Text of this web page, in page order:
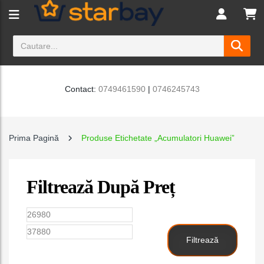
Contact: 0749461590| 0746245743
Prima Pagină Produse Etichetate „acumulatori Huawei”
Filtrează După Preț
Preț
minim
Filtrează